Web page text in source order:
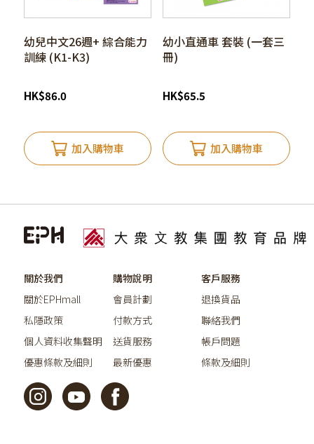
幼兒中文26週+ 綜合能力
訓練 (K1-K3)
HK$86.0
加入購物車
幼小直通車 套裝 (一套三
冊)
HK$65.5
加入購物車
關於我們
關於EPHmall
私隱政策
個人資料收集聲明
優惠條款及細則
購物說明
會員計劃
付款方式
送貨服務
最新優惠
客戶服務
退換貨品
聯絡我們
帳戶問題
條款及細則